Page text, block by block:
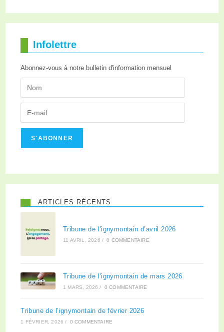
Infolettre
Abonnez-vous à notre bulletin d'information mensuel
S'ABONNER
ARTICLES RÉCENTS
Tribune de l’ignymontain d’avril 2026
11 AVRIL, 2026 / 0 COMMENTAIRE
Tribune de l’ignymontain de mars 2026
1 MARS, 2026 / 0 COMMENTAIRE
Tribune de l’ignymontain de février 2026
1 FÉVRIER, 2026 / 0 COMMENTAIRE